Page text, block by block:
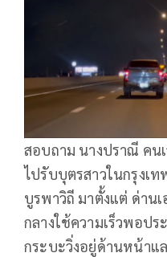
สอบถาม นางปราณี คน
ไปรับบุตรสาวในกรุงเ
บูรพาวิถี มาตั้งแต่ ด่าน
กลางใช้ความเร็วพอป
กระบะวิ่งอยู่ด้านหน้าแ